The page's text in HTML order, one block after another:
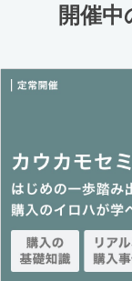
開催